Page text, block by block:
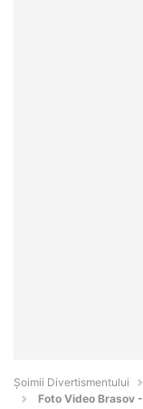
Şoimii Divertismentului
Foto Video Brasov